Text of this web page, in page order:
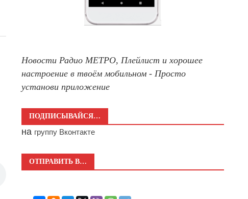
Новости Радио МЕТРО, Плейлист и хорошее
настроение в твоём мобильном - Просто
установи приложение
ПОДПИСЫВАЙСЯ…
на группу Вконтакте
ОТПРАВИТЬ В…